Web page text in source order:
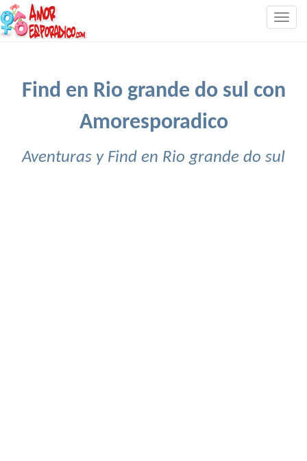
Find en Rio grande do sul con
Amoresporadico
Aventuras y Find en Rio grande do sul